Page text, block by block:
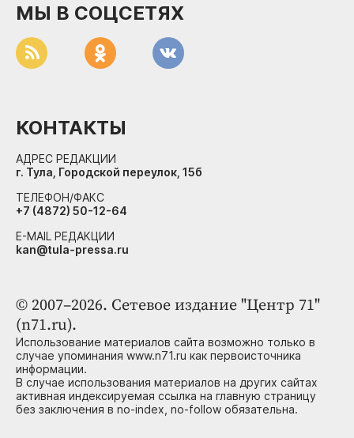
© 2007–2026. Сетевое издание "Центр 71"
(n71.ru).
Использование материалов сайта возможно только в
случае упоминания www.n71.ru как первоисточника
информации.
В случае использования материалов на других сайтах
активная индексируемая ссылка на главную страницу
без заключения в no-index, no-follow обязательна.
МЫ В СОЦСЕТЯХ
КОНТАКТЫ
АДРЕС РЕДАКЦИИ
г. Тула, Городской переулок, 15б
ТЕЛЕФОН/ФАКС
+7 (4872) 50-12-64
E-MAIL РЕДАКЦИИ
kan@tula-pressa.ru